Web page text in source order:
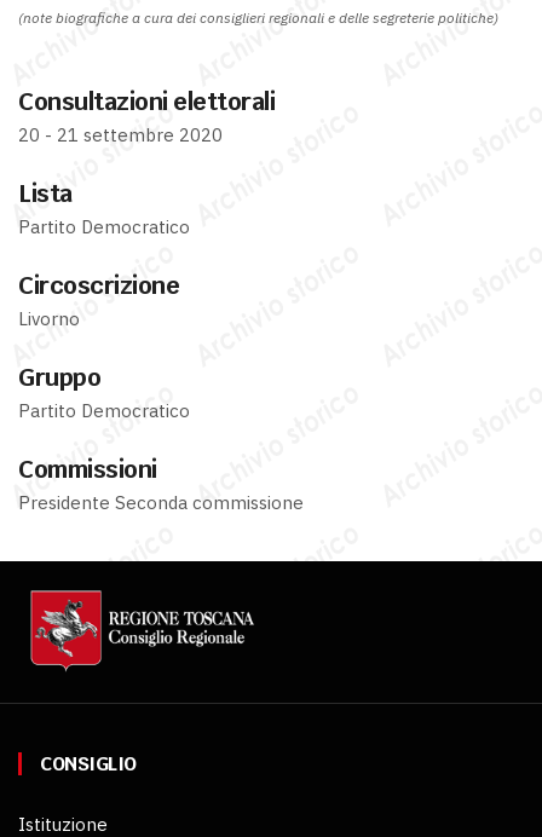
(note biografiche a cura dei consiglieri regionali e delle segreterie politiche)
Consultazioni elettorali
20 - 21 settembre 2020
Lista
Partito Democratico
Circoscrizione
Livorno
Gruppo
Partito Democratico
Commissioni
Presidente Seconda commissione
CONSIGLIO
Istituzione